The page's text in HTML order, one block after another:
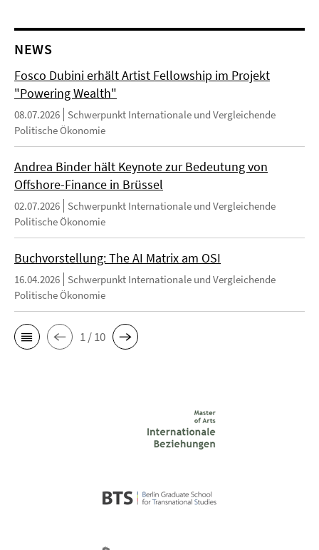
NEWS
Fosco Dubini erhält Artist Fellowship im Projekt
"Powering Wealth"
08.07.2026
Schwerpunkt Internationale und Vergleichende
Politische Ökonomie
Andrea Binder hält Keynote zur Bedeutung von
Offshore-Finance in Brüssel
02.07.2026
Schwerpunkt Internationale und Vergleichende
Politische Ökonomie
Buchvorstellung: The AI Matrix am OSI
16.04.2026
Schwerpunkt Internationale und Vergleichende
Politische Ökonomie
1 / 10